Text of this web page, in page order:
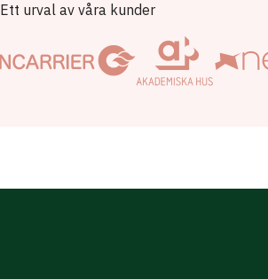
Ett urval av våra kunder